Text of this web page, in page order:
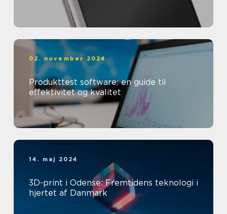
02. november 2024
Produkttest software: en guide til
effektivitet og kvalitet
14. maj 2024
3D-print i Odense: Fremtidens teknologi i
hjertet af Danmark